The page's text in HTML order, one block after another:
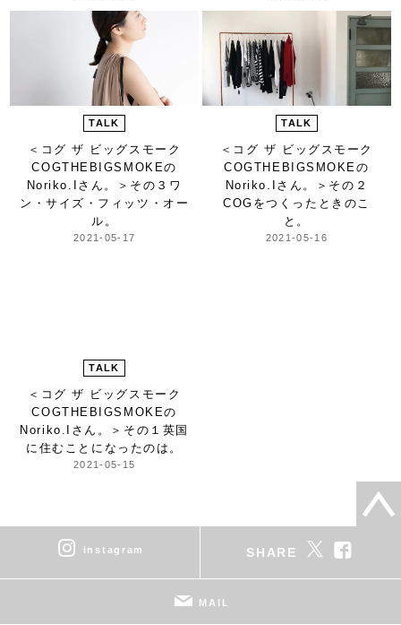
TALK
＜コグ ザ ビッグスモーク
COGTHEBIGSMOKEの
Noriko.Iさん。＞ その３ワ
ン・サイズ・フィッツ・オー
ル。
2021-05-17
TALK
＜コグ ザ ビッグスモーク
COGTHEBIGSMOKEの
Noriko.Iさん。＞ その２
COGをつくったときのこ
と。
2021-05-16
TALK
＜コグ ザ ビッグスモーク
COGTHEBIGSMOKEの
Noriko.Iさん。＞ その１英国
に住むことになったのは。
2021-05-15
instagram SHARE
MAIL